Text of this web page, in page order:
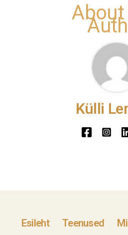
About
Külli
Esileht Teenused